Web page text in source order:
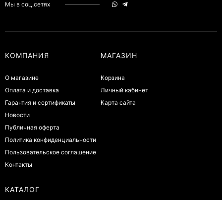
Мы в соц.сетях
КОМПАНИЯ
О магазине
Оплата и доставка
Гарантия и сертификаты
Новости
Публичная оферта
Политика конфиденциальности
Пользовательское соглашение
Контакты
МАГАЗИН
Корзина
Личный кабинет
Карта сайта
КАТАЛОГ